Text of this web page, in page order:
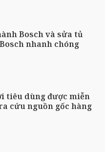
Bosch và sửa tủ
nhanh chóng
tiêu dùng được miễn
cứu nguồn gốc hàng